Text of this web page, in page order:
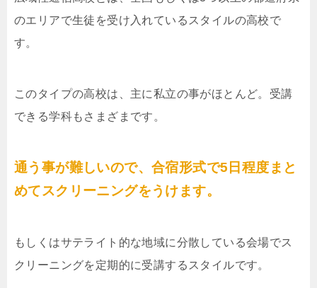
のエリアで生徒を受け入れているスタイルの高校で
す。
このタイプの高校は、主に私立の事がほとんど。受講
できる学科もさまざまです。
通う事が難しいので、合宿形式で5日程度まと
めてスクリーニングをうけます。
もしくはサテライト的な地域に分散している会場でス
クリーニングを定期的に受講するスタイルです。